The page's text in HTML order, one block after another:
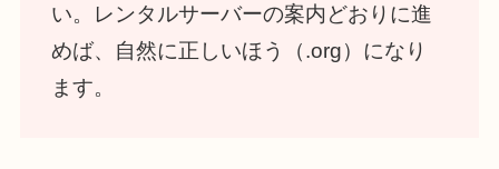
い。レンタルサーバーの案内どおりに進
めば、自然に正しいほう（.org）になり
ます。